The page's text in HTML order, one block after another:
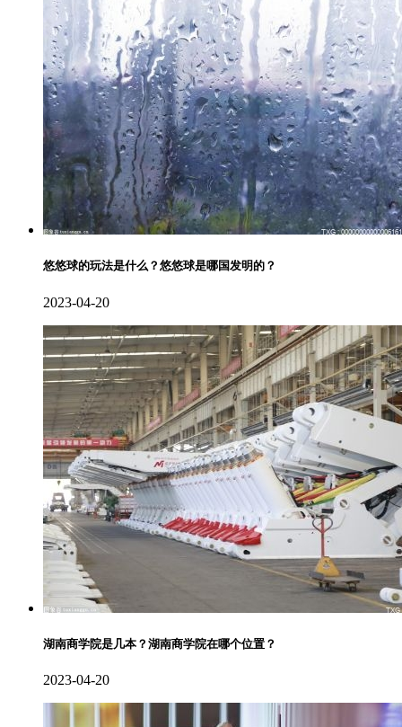
悠悠球的玩法是什么？悠悠球是哪国发明的？
2023-04-20
湖南商学院是几本？湖南商学院在哪个位置？
2023-04-20